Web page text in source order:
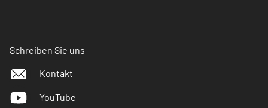
Schreiben Sie uns
Kontakt
YouTube